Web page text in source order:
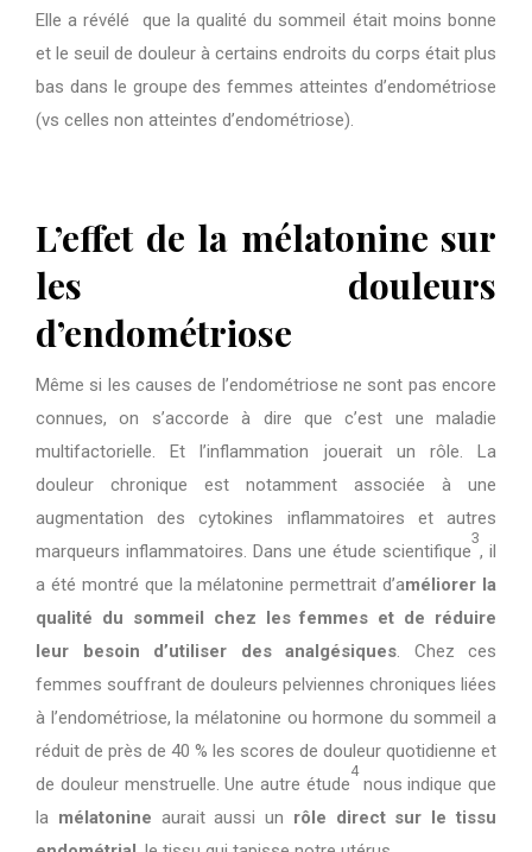
Elle a révélé que la qualité du sommeil était moins bonne
et le seuil de douleur à certains endroits du corps était plus
bas dans le groupe des femmes atteintes d’endométriose
(vs celles non atteintes d’endométriose).
L’effet de la mélatonine sur
les douleurs
d’endométriose
Même si les causes de l’endométriose ne sont pas encore
connues, on s’accorde à dire que c’est une maladie
multifactorielle. Et l’inflammation jouerait un rôle. La
douleur chronique est notamment associée à une
augmentation des cytokines inflammatoires et autres
marqueurs inflammatoires. Dans une étude scientifique
3
, il
a été montré que la mélatonine permettrait d’améliorer la
qualité du sommeil chez les femmes et de réduire
leur besoin d’utiliser des analgésiques. Chez ces
femmes souffrant de douleurs pelviennes chroniques liées
à l’endométriose, la mélatonine ou hormone du sommeil a
réduit de près de 40 % les scores de douleur quotidienne et
de douleur menstruelle. Une autre étude
4
nous indique que
la mélatonine aurait aussi un rôle direct sur le tissu